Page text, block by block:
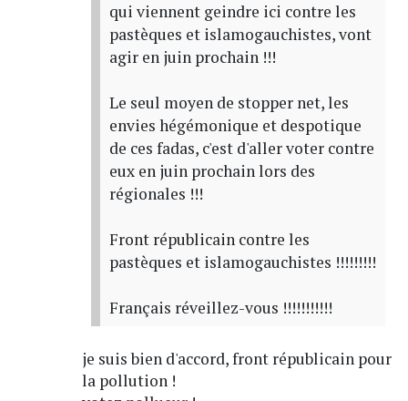
qui viennent geindre ici contre les
pastèques et islamogauchistes, vont
agir en juin prochain !!!
Le seul moyen de stopper net, les
envies hégémonique et despotique
de ces fadas, c'est d'aller voter contre
eux en juin prochain lors des
régionales !!!
Front républicain contre les
pastèques et islamogauchistes !!!!!!!!!
Français réveillez-vous !!!!!!!!!!!
je suis bien d'accord, front républicain pour
la pollution !